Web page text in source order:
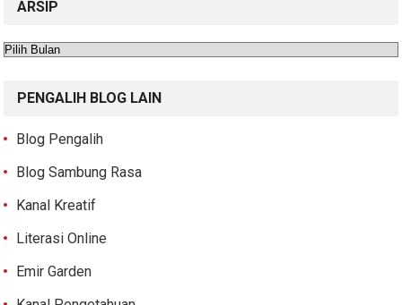
ARSIP
Arsip
PENGALIH BLOG LAIN
Blog Pengalih
Blog Sambung Rasa
Kanal Kreatif
Literasi Online
Emir Garden